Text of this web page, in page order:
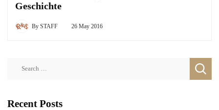
Geschichte
By STAFF 26 May 2016
Recent Posts